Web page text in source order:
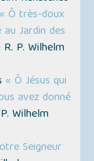
« Ô très-doux
Jardin des
R. P. Wilhelm
« Ô Jésus qui
avez donné
Wilhelm
Seigneur